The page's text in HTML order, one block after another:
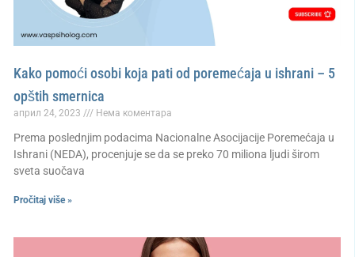
Kako pomoći osobi koja pati od poremećaja u ishrani – 5
opštih smernica
април 24, 2023 Нема коментара
Prema poslednjim podacima Nacionalne Asocijacije Poremećaja u
Ishrani (NEDA), procenjuje se da se preko 70 miliona ljudi širom
sveta suočava
Pročitaj više »